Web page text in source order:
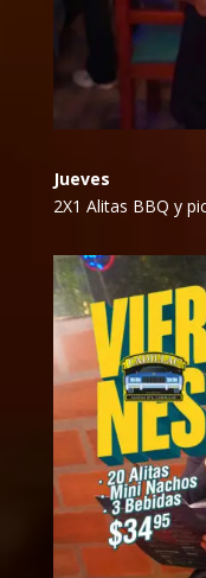
Jueves
2X1 Alitas BBQ y